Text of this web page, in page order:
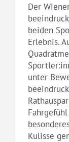
Der
beiden
Erlebnis.
unter
Kulisse